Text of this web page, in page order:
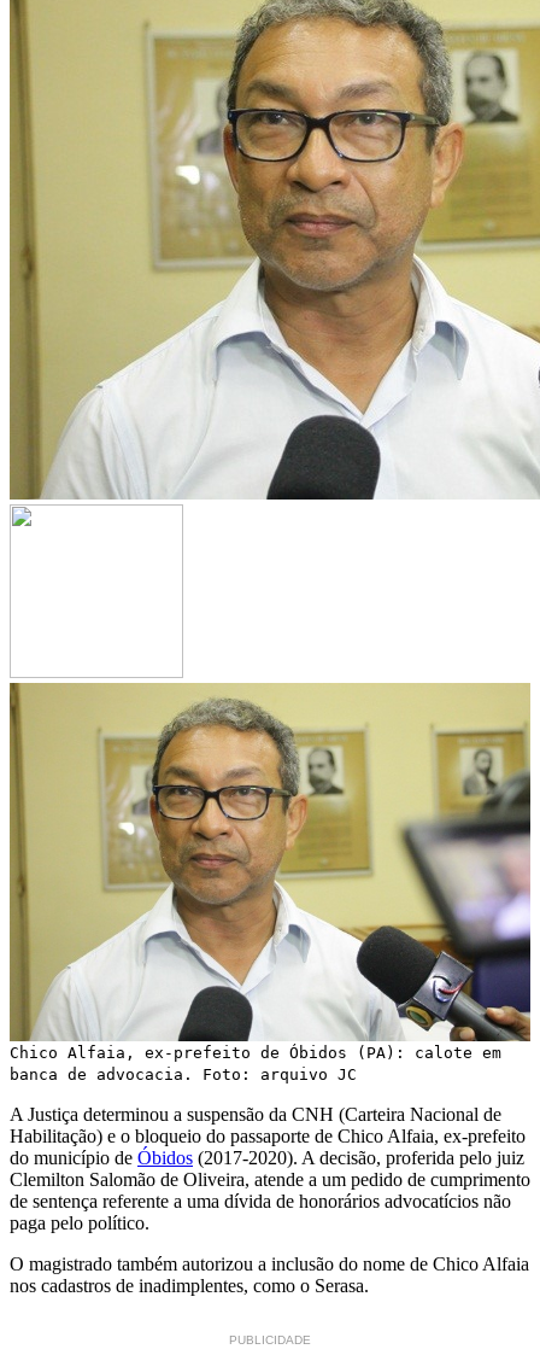
Chico Alfaia, ex-prefeito de Óbidos (PA): calote em
banca de advocacia. Foto: arquivo JC
A Justiça determinou a suspensão da CNH (Carteira Nacional de
Habilitação) e o bloqueio do passaporte de Chico Alfaia, ex-prefeito
do município de Óbidos (2017-2020). A decisão, proferida pelo juiz
Clemilton Salomão de Oliveira, atende a um pedido de cumprimento
de sentença referente a uma dívida de honorários advocatícios não
paga pelo político.
O magistrado também autorizou a inclusão do nome de Chico Alfaia
nos cadastros de inadimplentes, como o Serasa.
PUBLICIDADE